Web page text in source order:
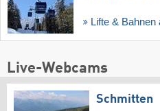
Lifte & Bahnen
Live-Webcams
Schmitten